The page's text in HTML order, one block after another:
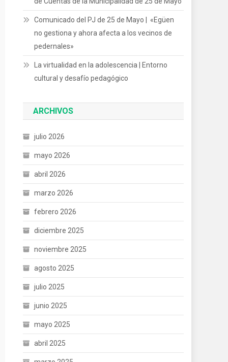
Comunicado del PJ de 25 de Mayo | «Egüen
no gestiona y ahora afecta a los vecinos de
pedernales»
La virtualidad en la adolescencia | Entorno
cultural y desafío pedagógico
ARCHIVOS
julio 2026
mayo 2026
abril 2026
marzo 2026
febrero 2026
diciembre 2025
noviembre 2025
agosto 2025
julio 2025
junio 2025
mayo 2025
abril 2025